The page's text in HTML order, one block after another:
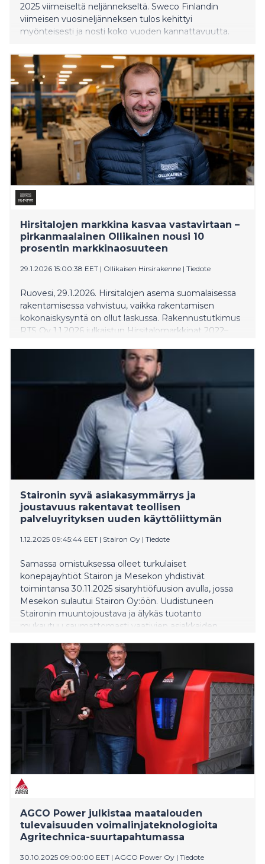
2025 viimeiseltä neljännekseltä. Sweco Finlandin
viimeisen vuosineljänneksen tulos kehittyi
myönteisesti ja nosti koko vuoden kannattavuutta.
Hirsitalojen markkina kasvaa vastavirtaan –
pirkanmaalainen Ollikainen nousi 10
prosentin markkinaosuuteen
29.1.2026 15:00:38 EET | Ollikaisen Hirsirakenne | Tiedote
Ruovesi, 29.1.2026. Hirsitalojen asema suomalaisessa
rakentamisessa vahvistuu, vaikka rakentamisen
kokonaiskysyntä on ollut laskussa. Rakennustutkimus
RTS Oy 1.1.2026 julkaistun Hirsitalomarkkinat 2022–
kasvoi euromääräisesti peräti 46 prosenttia
edellisvuoteen verrattuna. Samaan aikaan puu- ja
kivitalojen tilauskannat ovat olleet laskusuunnassa.
Staironin syvä asiakasymmärrys ja
joustavuus rakentavat teollisen
palveluyrityksen uuden käyttöliittymän
1.12.2025 09:45:44 EET | Stairon Oy | Tiedote
Samassa omistuksessa olleet turkulaiset
konepajayhtiöt Stairon ja Mesekon yhdistivät
toimintansa 30.11.2025 sisaryhtiöfuusion avulla, jossa
Mesekon sulautui Stairon Oy:öön. Uudistuneen
Staironin muuntojoustava ja älykäs tuotanto
mukautuu saumattomasti vaativien asiakkaiden
teknologiateollisuuden kumppanina edelläkävijöitä.
Olemme rakentaneet Staironista 2030-luvun
käyttöliittymän valmistusteollisuuteen. Toimintamallin,
joka yhdistää skaalautuvuuden, laadun ja aidon
asiakasymmärryksen, kertoo toimitusjohtaja Timo
Kylä-Nikkilä.
AGCO Power julkistaa maatalouden
tulevaisuuden voimalinjateknologioita
Agritechnica-suurtapahtumassa
30.10.2025 09:00:00 EET | AGCO Power Oy | Tiedote